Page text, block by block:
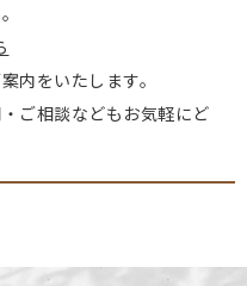
内をいたします。
ご相談などもお気軽にど